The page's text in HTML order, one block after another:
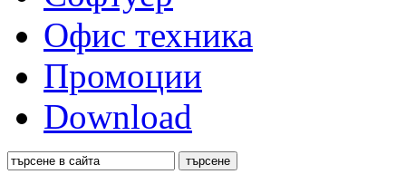
Офис техника
Промоции
Download